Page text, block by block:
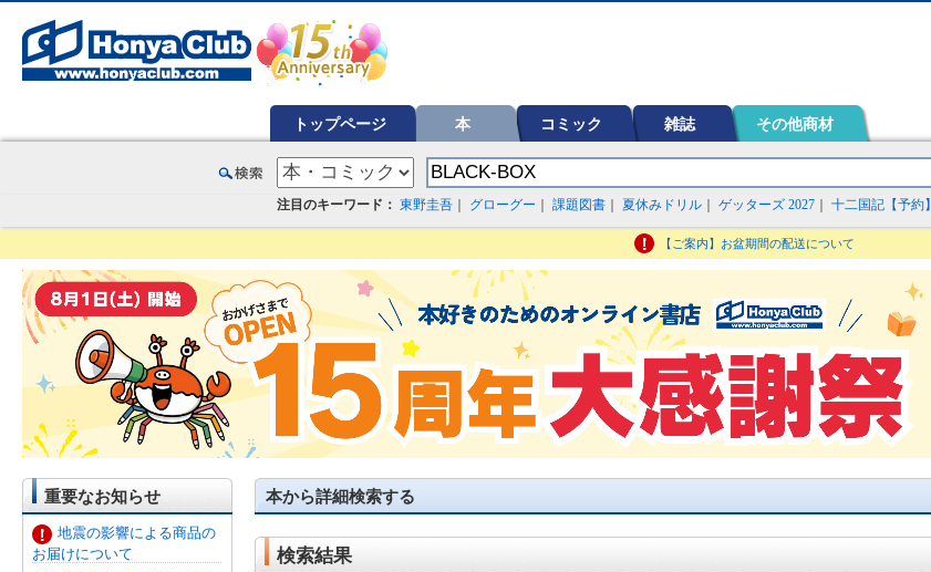
トップページ 本 コミック 雑誌 その他商材
注目のキーワード： 東野圭吾 グローグー 課題図書 夏休みドリル ゲッターズ 2027 十二国記【予約】
【ご案内】お盆期間の配送について
重要なお知らせ
地震の影響による商品の
お届けについて
本から詳細検索する
検索結果